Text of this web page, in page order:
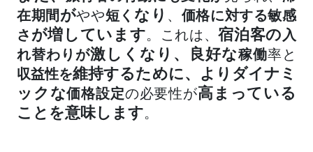
在期間がやや短く なり 、 価格に対する敏感
さが増しています。これは、宿泊客の入
れ替わりが激しくなり、良好な稼働率と
収益性を維持するために、よりダイナミ
ックな価格設定の必要性が高まっている
ことを意味します。